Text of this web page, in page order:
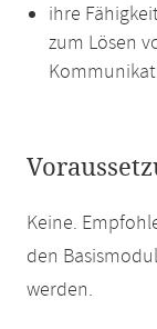
ihre
zum Lösen
Keine.
den
werden.